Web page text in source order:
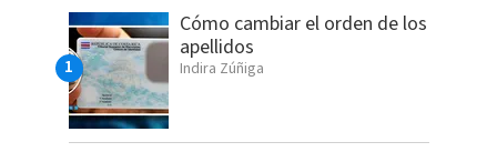
Cómo cambiar el orden de los
apellidos
Indira Zúñiga